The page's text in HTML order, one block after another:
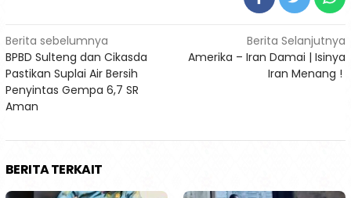
Navigasi
pos
Berita sebelumnya
BPBD Sulteng dan Cikasda
Pastikan Suplai Air Bersih
Penyintas Gempa 6,7 SR
Aman
Berita Selanjutnya
Amerika – Iran Damai | Isinya
Iran Menang !
BERITA TERKAIT